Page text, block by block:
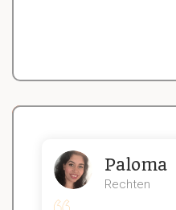
Paloma
Rechten